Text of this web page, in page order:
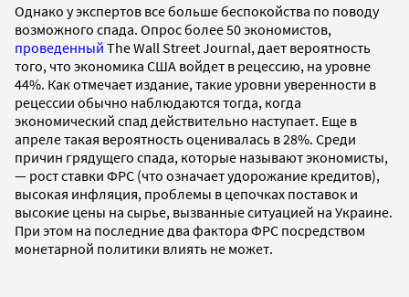
Однако у экспертов все больше беспокойства по поводу
возможного спада. Опрос более 50 экономистов,
проведенный The Wall Street Journal, дает вероятность
того, что экономика США войдет в рецессию, на уровне
44%. Как отмечает издание, такие уровни уверенности в
рецессии обычно наблюдаются тогда, когда
экономический спад действительно наступает. Еще в
апреле такая вероятность оценивалась в 28%. Среди
причин грядущего спада, которые называют экономисты,
— рост ставки ФРС (что означает удорожание кредитов),
высокая инфляция, проблемы в цепочках поставок и
высокие цены на сырье, вызванные ситуацией на Украине.
При этом на последние два фактора ФРС посредством
монетарной политики влиять не может.